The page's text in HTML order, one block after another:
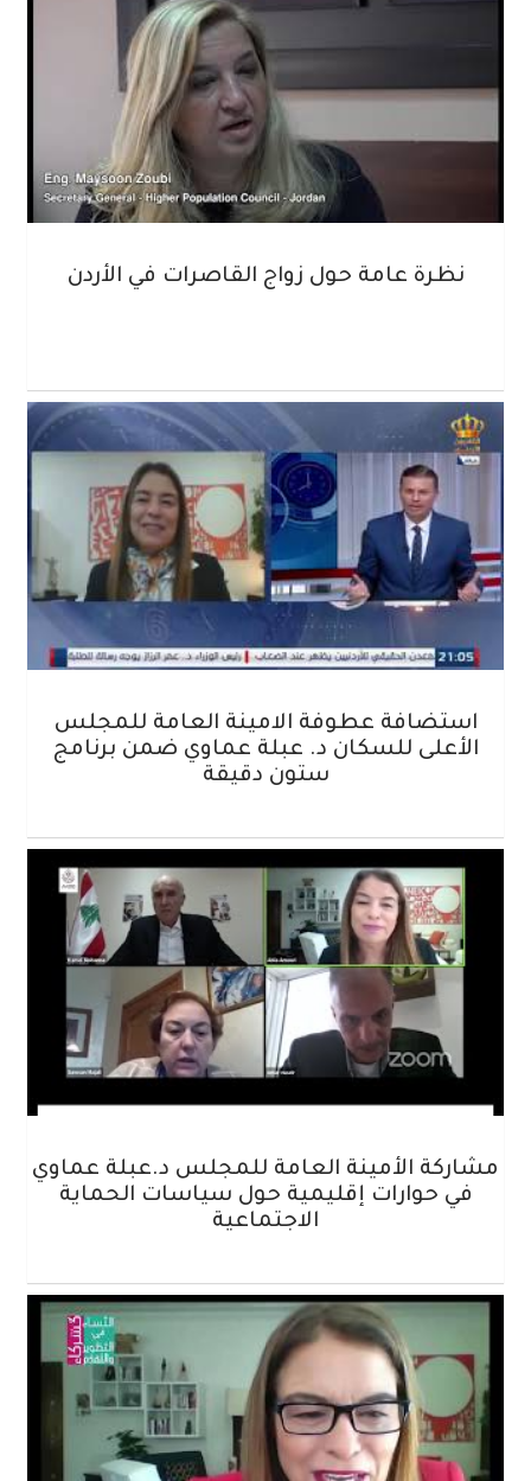
نظرة عامة حول زواج القاصرات في الأردن
استضافة عطوفة الامينة العامة للمجلس
الأعلى للسكان د. عبلة عماوي ضمن برنامج
ستون دقيقة
مشاركة الأمينة العامة للمجلس د.عبلة عماوي
في حوارات إقليمية حول سياسات الحماية
الاجتماعية